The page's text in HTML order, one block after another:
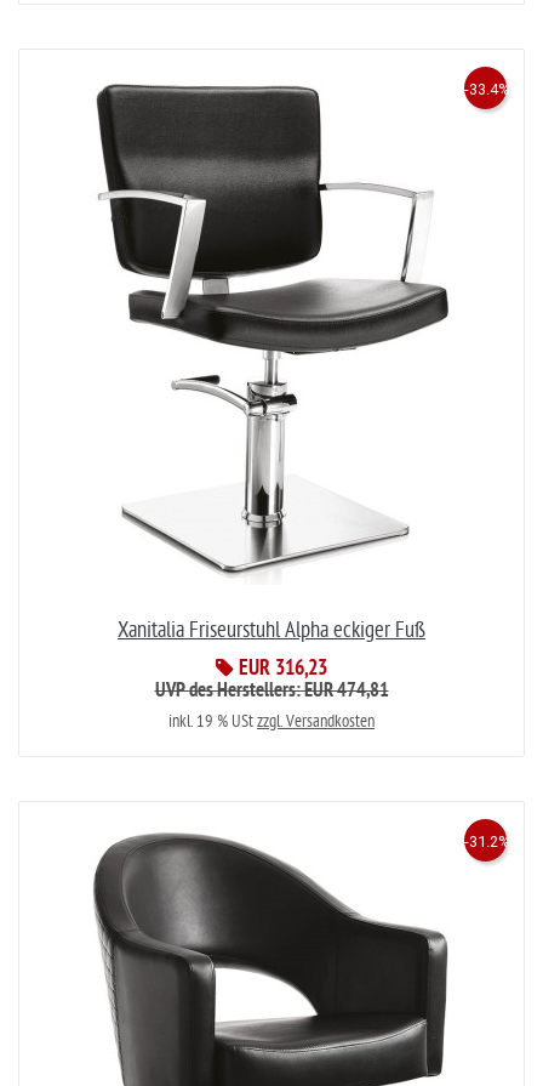
Xanitalia Friseurstuhl Alpha eckiger Fuß
EUR 316,23
-33.4%
UVP des Herstellers: EUR 474,81
inkl. 19 % UStzzgl. Versandkosten
-31.2%